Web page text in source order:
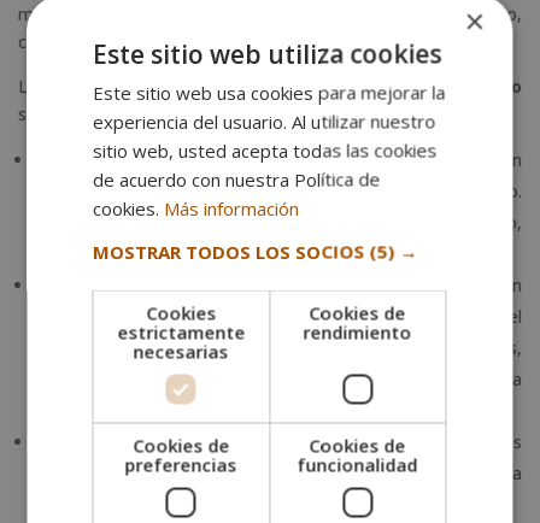
mezcla con toques modernos para crear un look relajado,
creativo y natural.
Las principalescaracterísticas del estilo casual bohemio
son:
Prendas ligeras y sueltas. El estilo boho casual se basa en
ropa de cortes amplios que permiten libertad de movimiento.
Vestidos largos, blusas holgadas o pantalones tipo palazzo,
por ejemplo.
Estampados y colores naturales. Estampados con
inspiración étnica, floral o paisley con un sello distintivo del
estilo bohemio. En lo que respecta a la paleta de colores,
predominan los tonos tierra como beige, marrón, verde oliva
Capas y texturas. La habilidades de mezclar diferentes
capas y texturas para añadir profundidad al conjunto es una
característica del estilo casual bohemio.
×
Este sitio web utiliza cookies
Este sitio web usa cookies para mejorar la
experiencia del usuario. Al utilizar nuestro
sitio web, usted acepta todas las cookies
de acuerdo con nuestra Política de
cookies. Más información
MOSTRAR TODOS LOS SOCIOS (5) →
Cookies
estrictamente
necesarias
Cookies de
rendimiento
Cookies de
preferencias
Cookies de
funcionalidad